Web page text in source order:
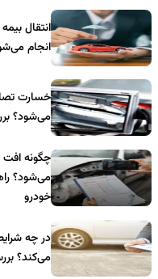
انتقال
انجام
خسارت
می‌شود؟
چگونه
می‌شود؟
خودرو
در چه
می‌کند؟